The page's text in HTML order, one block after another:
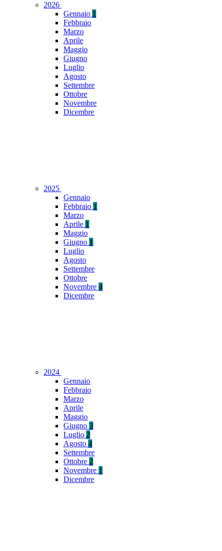
2026
Gennaio 1
Febbraio
Marzo
Aprile
Maggio
Giugno
Luglio
Agosto
Settembre
Ottobre
Novembre
Dicembre
2025
Gennaio
Febbraio 1
Marzo
Aprile 1
Maggio
Giugno 1
Luglio
Agosto
Settembre
Ottobre
Novembre 4
Dicembre
2024
Gennaio
Febbraio
Marzo
Aprile
Maggio
Giugno 3
Luglio 2
Agosto 4
Settembre
Ottobre 2
Novembre 1
Dicembre